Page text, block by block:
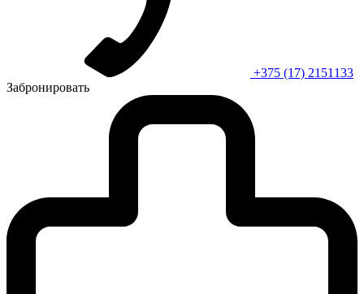
+375 (17) 2151133
Забронировать